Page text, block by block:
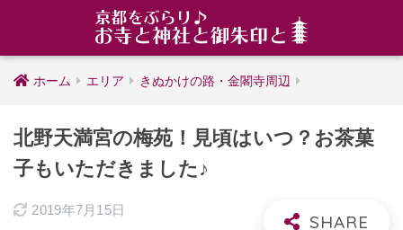
ホーム エリア きぬかけの路・金閣寺周辺
北野天満宮の梅苑！見頃はいつ？お茶菓
子もいただきました♪
2019年7月15日